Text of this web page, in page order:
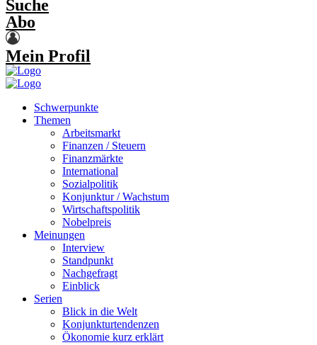
Suche
Abo
Mein Profil
Schwerpunkte
Themen
Arbeitsmarkt
Finanzen / Steuern
Finanzmärkte
International
Sozialpolitik
Konjunktur / Wachstum
Wirtschaftspolitik
Nobelpreis
Meinungen
Interview
Standpunkt
Nachgefragt
Einblick
Serien
Blick in die Welt
Konjunkturtendenzen
Ökonomie kurz erklärt